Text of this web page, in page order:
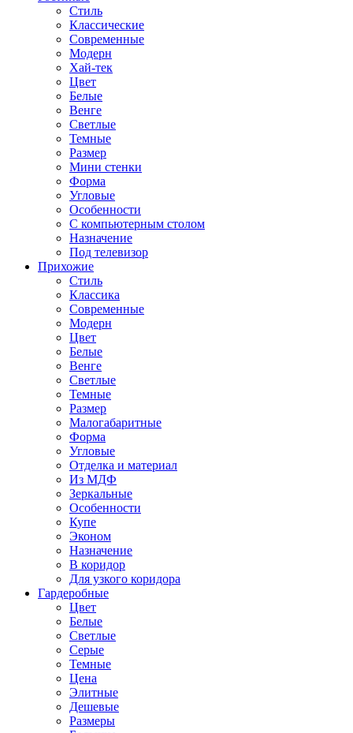
Стиль
Классические
Современные
Модерн
Хай-тек
Цвет
Белые
Венге
Светлые
Темные
Размер
Мини стенки
Форма
Угловые
Особенности
С компьютерным столом
Назначение
Под телевизор
Прихожие
Стиль
Классика
Современные
Модерн
Цвет
Белые
Венге
Светлые
Темные
Размер
Малогабаритные
Форма
Угловые
Отделка и материал
Из МДФ
Зеркальные
Особенности
Купе
Эконом
Назначение
В коридор
Для узкого коридора
Гардеробные
Цвет
Белые
Светлые
Серые
Темные
Цена
Элитные
Дешевые
Размеры